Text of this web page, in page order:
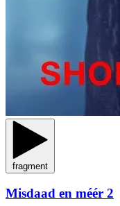
fragment
Misdaad en méér 2